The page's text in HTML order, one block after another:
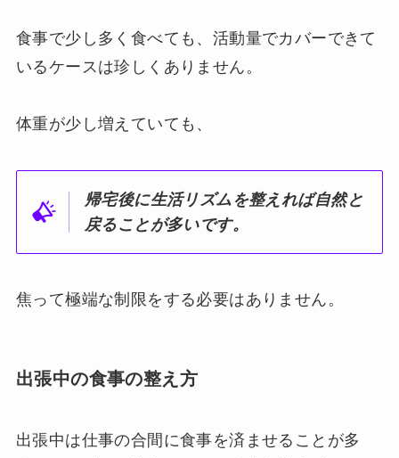
食事で少し多く食べても、活動量でカバーできて
いるケースは珍しくありません。
体重が少し増えていても、
帰宅後に生活リズムを整えれば自然と
戻ることが多いです。
焦って極端な制限をする必要はありません。
出張中の食事の整え方
出張中は仕事の合間に食事を済ませることが多